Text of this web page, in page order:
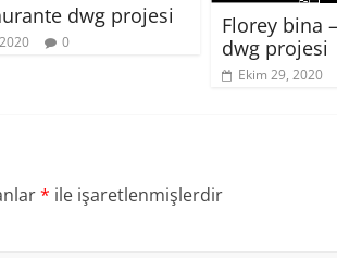
dwg projesi
0
Florey bina
dwg projesi
Ekim 29, 2020
* ile işaretlenmişlerdir